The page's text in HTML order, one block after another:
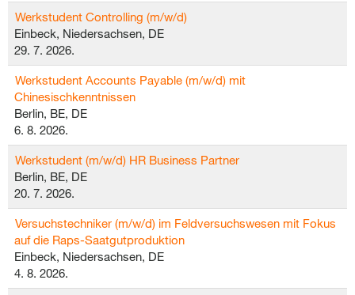
Werkstudent Controlling (m/w/d)
Einbeck, Niedersachsen, DE
29. 7. 2026.
Werkstudent Accounts Payable (m/w/d) mit
Chinesischkenntnissen
Berlin, BE, DE
6. 8. 2026.
Werkstudent (m/w/d) HR Business Partner
Berlin, BE, DE
20. 7. 2026.
Versuchstechniker (m/w/d) im Feldversuchswesen mit Fokus
auf die Raps-Saatgutproduktion
Einbeck, Niedersachsen, DE
4. 8. 2026.